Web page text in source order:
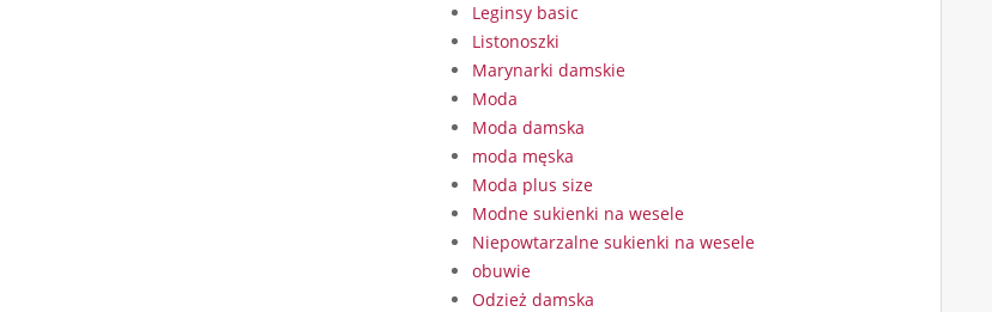
Leginsy basic
Listonoszki
Marynarki damskie
Moda
Moda damska
moda męska
Moda plus size
Modne sukienki na wesele
Niepowtarzalne sukienki na wesele
obuwie
Odzież damska